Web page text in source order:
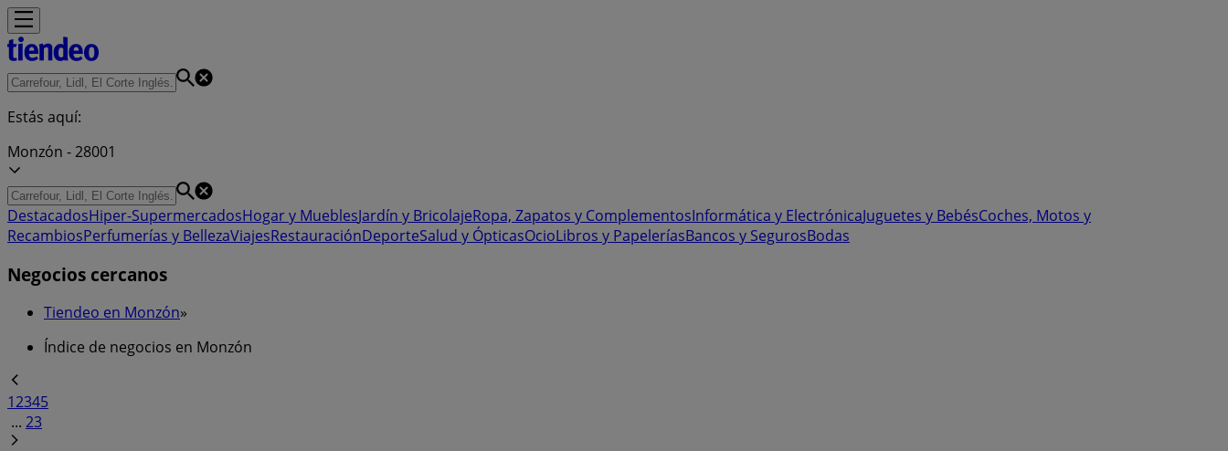
Estás aquí:
Monzón - 28001
DestacadosHiper-SupermercadosHogar y MueblesJardín y BricolajeRopa, Zapatos y ComplementosInformática y ElectrónicaJuguetes y BebésCoches, Motos y
RecambiosPerfumerías y BellezaViajesRestauraciónDeporteSalud y ÓpticasOcioLibros y PapeleríasBancos y SegurosBodas
Negocios cercanos
Tiendeo en Monzón»
Índice de negocios en Monzón
12345
... 23